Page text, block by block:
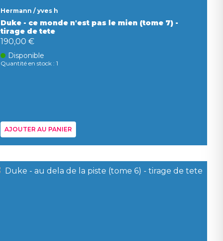
Hermann / yves h
Duke - ce monde n'est pas le mien (tome 7) -
tirage de tete
190,00 €
Disponible
Quantité en stock : 1
AJOUTER AU PANIER